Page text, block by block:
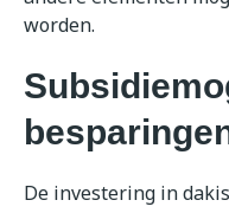
worden.
De investering in